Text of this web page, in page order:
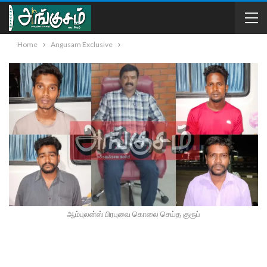
Home Angusam Exclusive
ஆம்புலன்ஸ் பிரபுவை கொலை செய்த குரூப்